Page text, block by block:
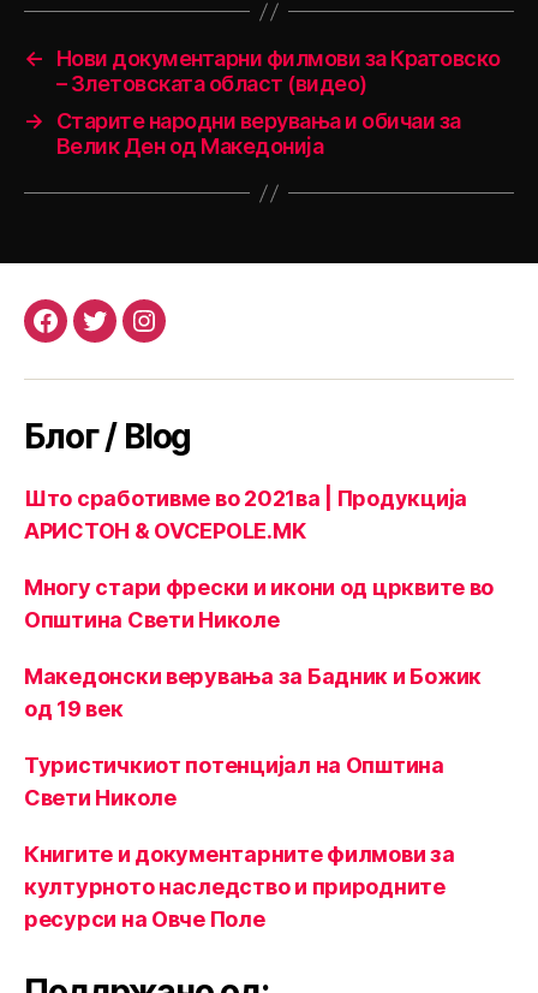
←
Нови документарни филмови за Кратовско
– Злетовската област (видео)
→
Старите народни верувања и обичаи за
Велик Ден од Македонија
Facebook
TwitterInstagram
Блог / Blog
Што сработивме во 2021ва | Продукција
АРИСТОН & OVCEPOLE.MK
Многу стари фрески и икони од црквите во
Општина Свети Николе
Македонски верувања за Бадник и Божик
од 19 век
Туристичкиот потенцијал на Општина
Свети Николе
Книгите и документарните филмови за
културното наследство и природните
ресурси на Овче Поле